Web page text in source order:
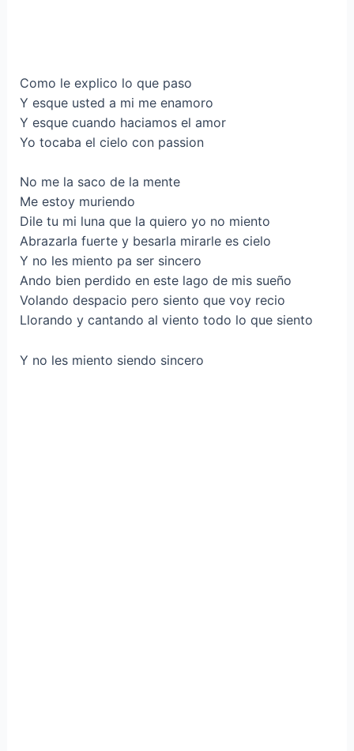
Como le explico lo que paso
Y esque usted a mi me enamoro
Y esque cuando haciamos el amor
Yo tocaba el cielo con passion
No me la saco de la mente
Me estoy muriendo
Dile tu mi luna que la quiero yo no miento
Abrazarla fuerte y besarla mirarle es cielo
Y no les miento pa ser sincero
Ando bien perdido en este lago de mis sueño
Volando despacio pеro siento que voy recio
Llorando y cantando al viеnto todo lo que siento
Y no les miento siendo sincero